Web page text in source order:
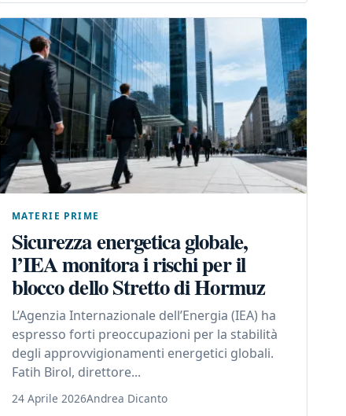
MATERIE PRIME
Sicurezza energetica globale,
l’IEA monitora i rischi per il
blocco dello Stretto di Hormuz
L’Agenzia Internazionale dell’Energia (IEA) ha
espresso forti preoccupazioni per la stabilità
degli approvvigionamenti energetici globali.
Fatih Birol, direttore...
24 Aprile 2026Andrea Dicanto